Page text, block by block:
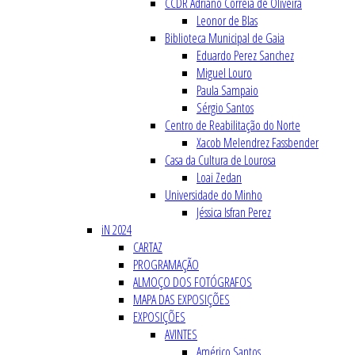
CCDR Adriano Correia de Oliveira
Leonor de Blas
Biblioteca Municipal de Gaia
Eduardo Perez Sanchez
Miguel Louro
Paula Sampaio
Sérgio Santos
Centro de Reabilitação do Norte
Xacob Melendrez Fassbender
Casa da Cultura de Lourosa
Loai Zedan
Universidade do Minho
Jéssica Isfran Perez
iN 2024
CARTAZ
PROGRAMAÇÃO
ALMOÇO DOS FOTÓGRAFOS
MAPA DAS EXPOSIÇÕES
EXPOSIÇÕES
AVINTES